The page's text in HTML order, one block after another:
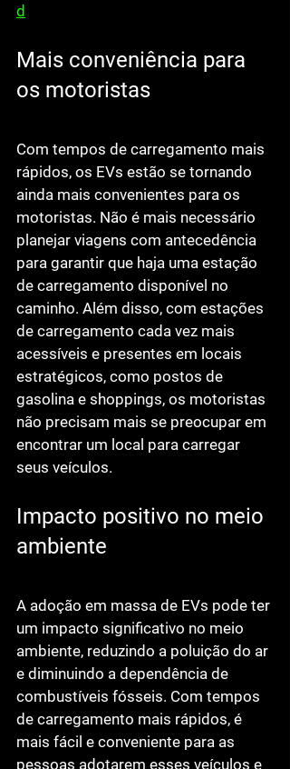
d
Mais conveniência para
os motoristas
Com tempos de carregamento mais
rápidos, os EVs estão se tornando
ainda mais convenientes para os
motoristas. Não é mais necessário
planejar viagens com antecedência
para garantir que haja uma estação
de carregamento disponível no
caminho. Além disso, com estações
de carregamento cada vez mais
acessíveis e presentes em locais
estratégicos, como postos de
gasolina e shoppings, os motoristas
não precisam mais se preocupar em
encontrar um local para carregar
seus veículos.
Impacto positivo no meio
ambiente
A adoção em massa de EVs pode ter
um impacto significativo no meio
ambiente, reduzindo a poluição do ar
e diminuindo a dependência de
combustíveis fósseis. Com tempos
de carregamento mais rápidos, é
mais fácil e conveniente para as
pessoas adotarem esses veículos e